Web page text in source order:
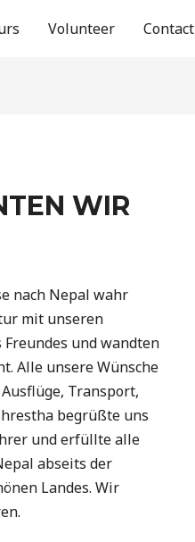
Volunteer Contact
WIR
nach Nepal wahr
mit unseren
und wandten
Alle unsere Wünsche
Transport,
begrüßte uns
und erfüllte alle
abseits der
Landes. Wir